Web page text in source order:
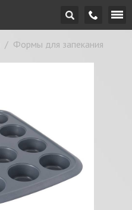
/ Формы для запекания